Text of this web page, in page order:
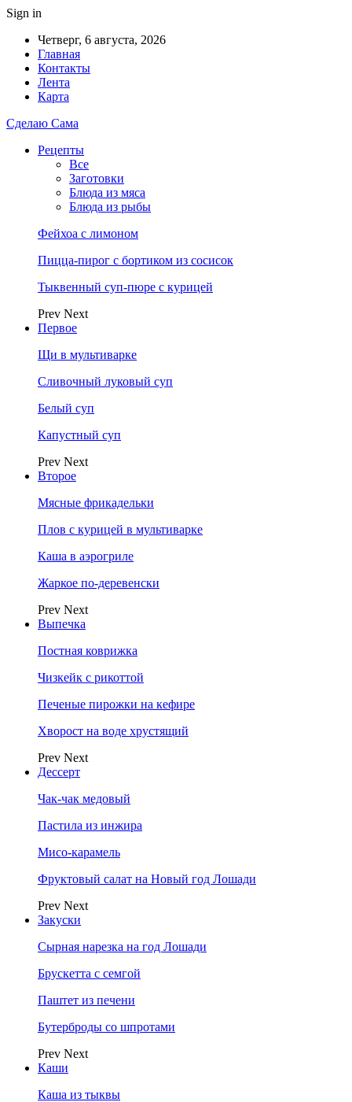
Sign in
Четверг, 6 августа, 2026
Главная
Контакты
Лента
Карта
Сделаю Сама
Рецепты
Все
Заготовки
Блюда из мяса
Блюда из рыбы
Фейхоа с лимоном
Пицца-пирог с бортиком из сосисок
Тыквенный суп-пюре с курицей
Prev Next
Первое
Щи в мультиварке
Сливочный луковый суп
Белый суп
Капустный суп
Prev Next
Второе
Мясные фрикадельки
Плов с курицей в мультиварке
Каша в аэрогриле
Жаркое по-деревенски
Prev Next
Выпечка
Постная коврижка
Чизкейк с рикоттой
Печеные пирожки на кефире
Хворост на воде хрустящий
Prev Next
Дессерт
Чак-чак медовый
Пастила из инжира
Мисо-карамель
Фруктовый салат на Новый год Лошади
Prev Next
Закуски
Сырная нарезка на год Лошади
Брускетта с семгой
Паштет из печени
Бутерброды со шпротами
Prev Next
Каши
Каша из тыквы